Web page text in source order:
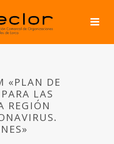
«PLAN DE
LAS
REGIÓN